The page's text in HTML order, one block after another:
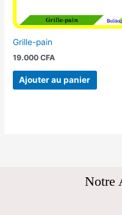
Grille-pain
19.000CFA
Ajouter au panier
Notre